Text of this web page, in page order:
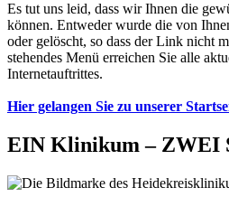
Es tut uns leid, dass wir Ihnen die
können. Entweder wurde die von
oder gelöscht, so dass der Link nicht
stehendes Menü erreichen Sie alle
Internetauftrittes.
Hier gelangen Sie zu unserer
EIN Klinikum – ZWEI